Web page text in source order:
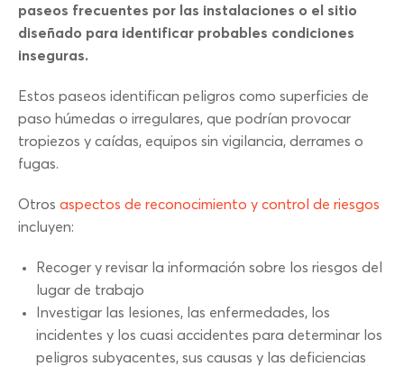
paseos frecuentes por las instalaciones o el sitio
diseñado para identificar probables condiciones
inseguras.
Estos paseos identifican peligros como superficies de
paso húmedas o irregulares, que podrían provocar
tropiezos y caídas, equipos sin vigilancia, derrames o
fugas.
Otros aspectos de reconocimiento y control de riesgos
incluyen:
Recoger y revisar la información sobre los riesgos del
lugar de trabajo
Investigar las lesiones, las enfermedades, los
incidentes y los cuasi accidentes para determinar los
peligros subyacentes, sus causas y las deficiencias